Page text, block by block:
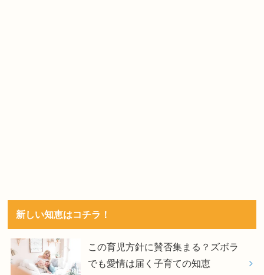
新しい知恵はコチラ！
この育児方針に賛否集まる？ズボラ
でも愛情は届く子育ての知恵